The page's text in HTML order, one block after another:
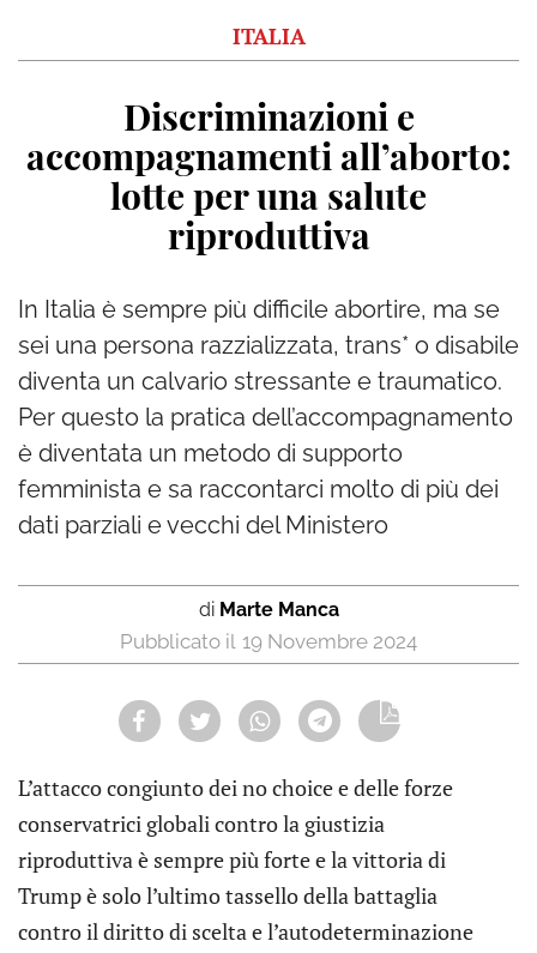
ITALIA
Discriminazioni e
accompagnamenti all’aborto:
lotte per una salute
riproduttiva
In Italia è sempre più difficile abortire, ma se
sei una persona razzializzata, trans* o disabile
diventa un calvario stressante e traumatico.
Per questo la pratica dell’accompagnamento
è diventata un metodo di supporto
femminista e sa raccontarci molto di più dei
dati parziali e vecchi del Ministero
di Marte Manca
19 Novembre 2024
L’attacco congiunto dei no choice e delle forze
conservatrici globali contro la giustizia
riproduttiva è sempre più forte e la vittoria di
Trump è solo l’ultimo tassello della battaglia
contro il diritto di scelta e l’autodeterminazione